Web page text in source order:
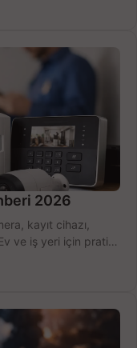
2026
kayıt cihazı,
ve iş yeri için pratik